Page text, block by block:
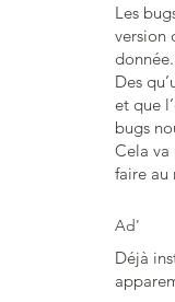
Les
version
donnée.
Des
et que
bugs
Cela va
faire au
Ad'
Déjà